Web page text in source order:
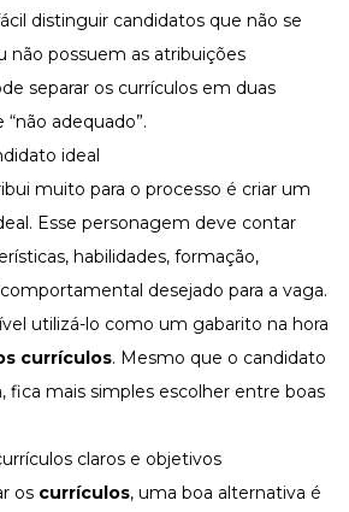
distinguir candidatos que não se
não possuem as atribuições
separar os currículos em duas
“não adequado”.
ideal
muito para o processo é criar um
Esse personagem deve contar
habilidades, formação,
desejado para a vaga.
utilizá-lo como um gabarito na hora
currículos. Mesmo que o candidato
fica mais simples escolher entre boas
claros e objetivos
os currículos, uma boa alternativa é